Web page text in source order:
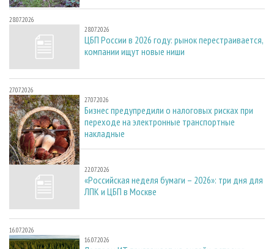
28.07.2026
28.07.2026
ЦБП России в 2026 году: рынок перестраивается,
компании ищут новые ниши
27.07.2026
27.07.2026
Бизнес предупредили о налоговых рисках при
переходе на электронные транспортные
накладные
22.07.2026
22.07.2026
«Российская неделя бумаги – 2026»: три дня для
ЛПК и ЦБП в Москве
16.07.2026
16.07.2026